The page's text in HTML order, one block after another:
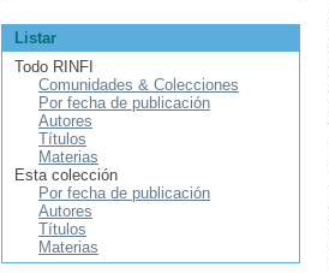
Listar
Todo RINFI
Comunidades & Colecciones
Por fecha de publicación
Autores
Títulos
Materias
Esta colección
Por fecha de publicación
Autores
Títulos
Materias